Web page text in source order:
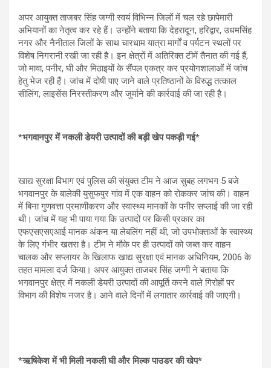
अपर आयुक्त ताजबर सिंह जग्गी स्वयं विभिन्न जिलों में चल रहे छापेमारी
अभियानों का नेतृत्व कर रहे हैं। उन्होंने बताया कि देहरादून, हरिद्वार, उधमसिंह
नगर और नैनीताल जिलों के साथ चारधाम यात्रा मार्गों व पर्यटन स्थलों पर
विशेष निगरानी रखी जा रही है। इन क्षेत्रों में अतिरिक्त टीमें तैनात की गई हैं,
जो मावा, पनीर, घी और मिठाइयों के सैंपल एकत्र कर प्रयोगशालाओं में जांच
हेतु भेज रही हैं। जांच में दोषी पाए जाने वाले प्रतिष्ठानों के विरुद्ध तत्काल
सीलिंग, लाइसेंस निरस्तीकरण और जुर्माने की कार्रवाई की जा रही है।
*भगवानपुर में नकली डेयरी उत्पादों की बड़ी खेप पकड़ी गई*
खाद्य सुरक्षा विभाग एवं पुलिस की संयुक्त टीम ने आज सुबह लगभग 5 बजे
भगवानपुर के बालेकी युसुफपुर गांव में एक वाहन को रोककर जांच की। वाहन
में बिना गुणवत्ता प्रमाणीकरण और स्वास्थ्य मानकों के पनीर सप्लाई की जा रही
थी। जांच में यह भी पाया गया कि उत्पादों पर किसी प्रकार का
एफएसएसएआई मानक अंकन या लेबलिंग नहीं थी, जो उपभोक्ताओं के स्वास्थ्य
के लिए गंभीर खतरा है। टीम ने मौके पर ही उत्पादों को जब्त कर वाहन
चालक और सप्लायर के खिलाफ खाद्य सुरक्षा एवं मानक अधिनियम, 2006 के
तहत मामला दर्ज किया। अपर आयुक्त ताजबर सिंह जग्गी ने बताया कि
भगवानपुर क्षेत्र में नकली डेयरी उत्पादों की आपूर्ति करने वाले गिरोहों पर
विभाग की विशेष नजर है। आने वाले दिनों में लगातार कार्रवाई की जाएगी।
*ऋषिकेश में भी मिली नकली घी और मिल्क पाउडर की खेप*